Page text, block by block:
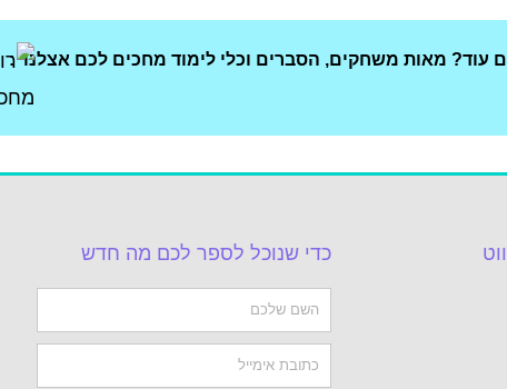
עוד? מאות משחקים, הסברים וכלי לימוד מחכים לכם אצלנו :
כדי שנוכל לספר לכם מה חדש
Name
Email